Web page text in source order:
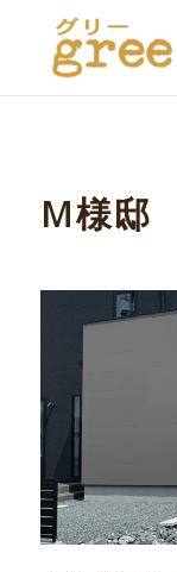
M様邸